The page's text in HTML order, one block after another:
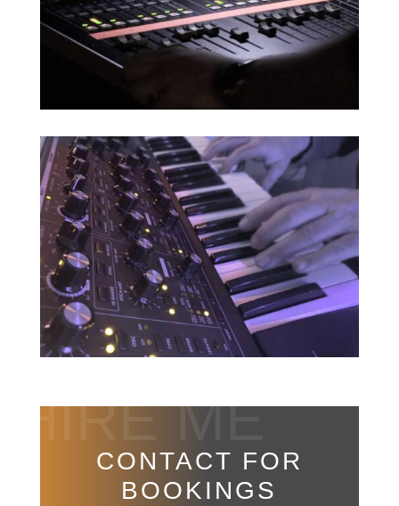
HIRE ME
CONTACT FOR
BOOKINGS